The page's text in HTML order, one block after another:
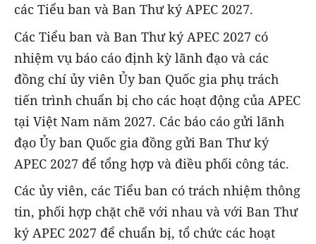
các Tiểu ban và Ban Thư ký APEC 2027.
Các Tiểu ban và Ban Thư ký APEC 2027 có
nhiệm vụ báo cáo định kỳ lãnh đạo và các
đồng chí ủy viên Ủy ban Quốc gia phụ trách
tiến trình chuẩn bị cho các hoạt động của APEC
tại Việt Nam năm 2027. Các báo cáo gửi lãnh
đạo Ủy ban Quốc gia đồng gửi Ban Thư ký
APEC 2027 để tổng hợp và điều phối công tác.
Các ủy viên, các Tiểu ban có trách nhiệm thông
tin, phối hợp chặt chẽ với nhau và với Ban Thư
ký APEC 2027 để chuẩn bị, tổ chức các hoạt